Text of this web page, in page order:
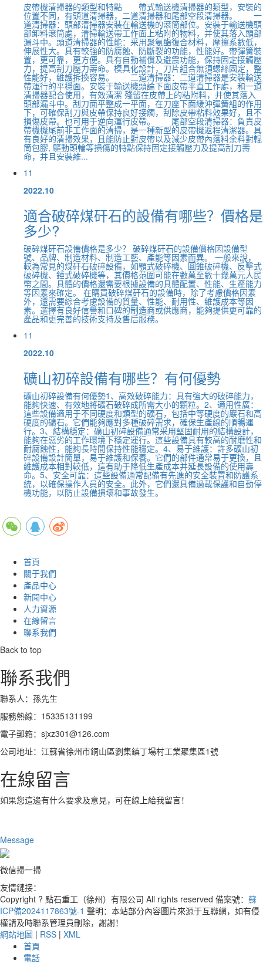
皮帶機清掃器的類型和特點 帶式輸送機清掃器的類型，安裝的
位置不同，有頭道清掃器，二道清掃器和尾部空段清掃器。 一
道清掃器：頭部清掃器安裝在輸送機的滾筒部位。安裝于輸送機頭
部卸料滾筒處，清掃輸送帶工作面上粘附的物料，并使其落入頭部
漏斗中。頭道清掃器的性能：采用聚氨酯復合材料，摩擦系數低，
伸展性大。具有較強的防腐蝕、防斷裂的功能，性能好。帶彈簧裝
置，更可靠，更方便。具有自動補償及避震功能，保持固定接觸壓
力，提高刮刀壓力壽命。模具化設計，刀片組合無須螺絲固定，整
性能好，維護拆換容易。 二道清掃器：二道清掃器是安裝輸送
帶運行的平穩面。安裝于輸送機頭論下面皮帶平直工作處，和一道
清掃器配合使用，有效清潔 殘留在皮帶上的粘附料，并使其落入
頭部漏斗中。刮刀面平整成一平面，在刀座下面緩沖彈簧組的作用
下，可確保刮刀與皮帶保持良好接觸，刮除皮帶粘料效果好，且不
損傷皮帶。也可用于逆向運行皮帶。 尾部空段清掃器：負責皮
帶機機尾前非工作面的清掃，是一種新型的皮帶機返程清潔器。具
有良好的清掃效果，且能防止對皮帶以及減少皮帶內落料余料對輥
筒包膠, 驅動頭輪等損傷的特點保持固定接觸壓力及提高刮刀壽
命，并且安裝維...
11
2022.10
適合破碎煤矸石的設備有哪些？價格是
多少?
破碎煤矸石設備價格是多少？ 破碎煤矸石的設備價格因設備型
號、品牌、制造材料、制造工藝、產能等因素而異。 一般來說，
較為常見的煤矸石破碎設備，如顎式破碎機、圓錐破碎機、反擊式
破碎機、錘式破碎機等，其價格范圍可能在數萬至數十幾萬元人民
幣之間。具體的價格還需要根據設備的具體配置、性能、生產能力
等因素來確定。 在購買破碎煤矸石的設備時，除了考慮價格因素
外，還需要綜合考慮設備的質量、性能、耐用性、維護成本等因
素。選擇有良好信譽和口碑的制造商或供應商，能夠提供更可靠的
產品和更完善的技術支持及售后服務。
11
2022.10
礦山初碎設備有哪些？有何優勢
礦山初碎設備有何優勢1、高效破碎能力：具有強大的破碎能力，
能夠快速、有效地將礦石破碎成所需大小的顆粒。2、適用性廣：
這些設備適用于不同硬度和類型的礦石，包括中等硬度的巖石和高
硬度的礦石。它們能夠應對多種破碎需求，確保生產線的順暢運
行。3、結構穩定：礦山初碎設備通常采用堅固耐用的結構設計，
能夠在惡劣的工作環境下穩定運行。這些設備具有較高的耐磨性和
耐腐蝕性，能夠長時間保持性能穩定。4、易于維護：許多礦山初
碎設備設計簡單，易于維護和保養。它們的部件通常易于更換，且
維護成本相對較低，這有助于降低生產成本并延長設備的使用壽
命。5、安全可靠：這些設備通常配備有先進的安全裝置和防護系
統，以確保操作人員的安全。此外，它們還具備過載保護和自動停
機功能，以防止設備損壞和事故發生。
首頁
關于我們
產品中心
新聞中心
人力資源
在線留言
聯系我們
Back to top
聯系我們
聯系人：孫先生
服務熱線：15335131199
電子郵箱：sjxz301@126.com
公司地址：江蘇省徐州市銅山區劉集鎮丁場村工業聚集區1號
在線留言
如果您這邊有什么要求及意見，可在線上給我留言！
Message
微信掃一掃
友情鏈接：
Copyright ? 點石重工（徐州）有限公司 All rights reserved 備案號： 蘇
ICP備2024117863號-1 聲明：本站部分內容圖片來源于互聯網，如有侵
權請及時聯系管理員刪除，謝謝！
網站地圖 | RSS | XML
首頁
電話